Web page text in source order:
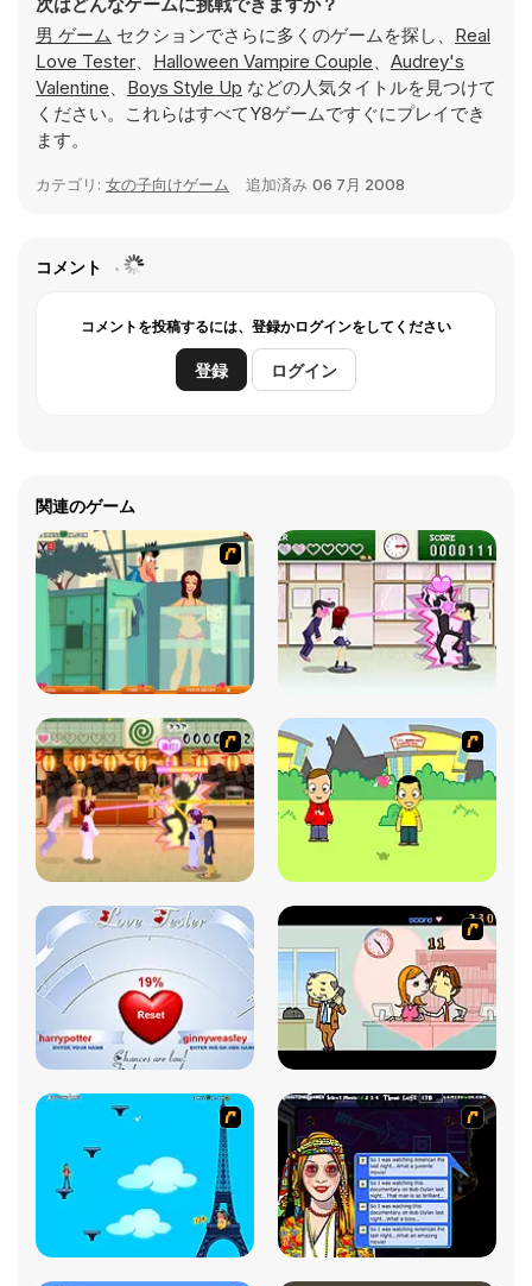
男 ゲーム セクションでさらに多くのゲームを探し、 Real
Love Tester、 Halloween Vampire Couple、 Audrey's
Valentine、 Boys Style Up などの人気タイトルを見つけて
ください。これらはすべてY8ゲームですぐにプレイでき
ます。
カテゴリ: 女の子向けゲーム 追加済み 06 7月 2008
コメント
コメントを投稿するには、登録かログインをしてください
登録 ログイン
関連のゲーム